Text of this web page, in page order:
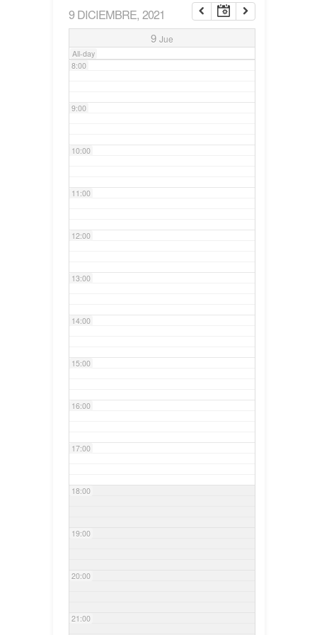
9 DICIEMBRE, 2021
9 Jue
All-day
7:00
8:00
9:00
10:00
11:00
12:00
13:00
14:00
15:00
16:00
17:00
18:00
19:00
20:00
21:00